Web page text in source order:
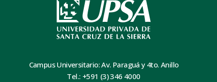
Campus Universitario: Av. Paraguá y 4to. Anillo
Tel.: +591 (3) 346 4000